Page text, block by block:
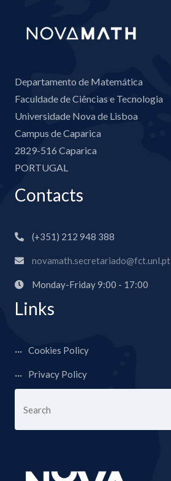
Departamento de Matemática
Faculdade de Ciências e Tecnologia
Universidade Nova de Lisboa
Campus de Caparica
2829-516 Caparica
PORTUGAL
Contacts
(+351) 212 948 388
novamath.secretariado@fct.unl.pt
Monday-Friday 9:00 - 17:00
Links
Cookies Policy
Privacy Policy